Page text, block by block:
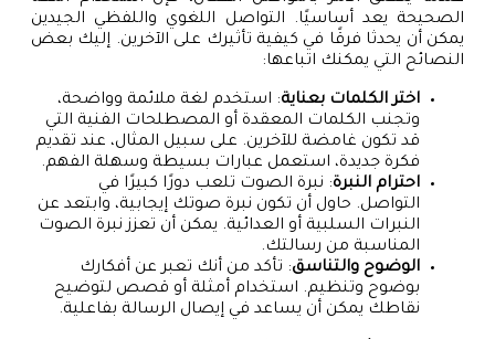
الصحيحة يعد أساسيًا. التواصل اللغوي واللفظي الجيدين
يمكن أن يحدثا فرقًا في كيفية تأثيرك على الآخرين. إليك بعض
النصائح التي يمكنك اتباعها:
اختر الكلمات بعناية: استخدم لغة ملائمة وواضحة،
وتجنب الكلمات المعقدة أو المصطلحات الفنية التي
قد تكون غامضة للآخرين. على سبيل المثال، عند تقديم
فكرة جديدة، استعمل عبارات بسيطة وسهلة الفهم.
احترام النبرة: نبرة الصوت تلعب دورًا كبيرًا في
التواصل. حاول أن تكون نبرة صوتك إيجابية، وابتعد عن
النبرات السلبية أو العدائية. يمكن أن تعزز نبرة الصوت
المناسبة من رسالتك.
الوضوح والتناسق: تأكد من أنك تعبر عن أفكارك
بوضوح وتنظيم. استخدام أمثلة أو قصص لتوضيح
نقاطك يمكن أن يساعد في إيصال الرسالة بفاعلية.